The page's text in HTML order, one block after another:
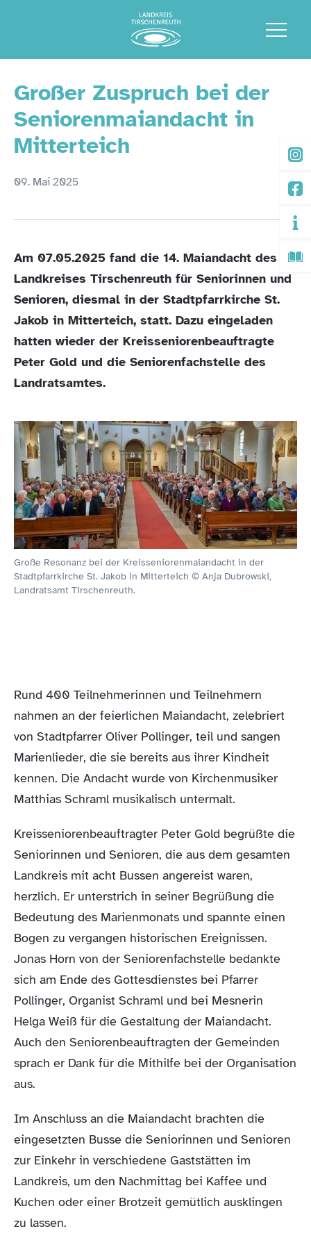
Großer Zuspruch bei der
Seniorenmaiandacht in
Mitterteich
09. Mai 2025
Am 07.05.2025 fand die 14. Maiandacht des
Landkreises Tirschenreuth für Seniorinnen und
Senioren, diesmal in der Stadtpfarrkirche St.
Jakob in Mitterteich, statt. Dazu eingeladen
hatten wieder der Kreisseniorenbeauftragte
Peter Gold und die Seniorenfachstelle des
Landratsamtes.
Große Resonanz bei der Kreisseniorenmaiandacht in der
Stadtpfarrkirche St. Jakob in Mitterteich © Anja Dubrowski,
Landratsamt Tirschenreuth.
Rund 400 Teilnehmerinnen und Teilnehmern
nahmen an der feierlichen Maiandacht, zelebriert
von Stadtpfarrer Oliver Pollinger, teil und sangen
Marienlieder, die sie bereits aus ihrer Kindheit
kennen. Die Andacht wurde von Kirchenmusiker
Matthias Schraml musikalisch untermalt.
Kreisseniorenbeauftragter Peter Gold begrüßte die
Seniorinnen und Senioren, die aus dem gesamten
Landkreis mit acht Bussen angereist waren,
herzlich. Er unterstrich in seiner Begrüßung die
Bedeutung des Marienmonats und spannte einen
Bogen zu vergangen historischen Ereignissen.
Jonas Horn von der Seniorenfachstelle bedankte
sich am Ende des Gottesdienstes bei Pfarrer
Pollinger, Organist Schraml und bei Mesnerin
Helga Weiß für die Gestaltung der Maiandacht.
Auch den Seniorenbeauftragten der Gemeinden
sprach er Dank für die Mithilfe bei der Organisation
aus.
Im Anschluss an die Maiandacht brachten die
eingesetzten Busse die Seniorinnen und Senioren
zur Einkehr in verschiedene Gaststätten im
Landkreis, um den Nachmittag bei Kaffee und
Kuchen oder einer Brotzeit gemütlich ausklingen
zu lassen.